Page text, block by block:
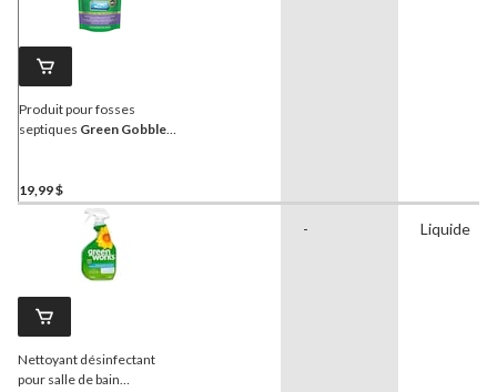
Produit pour fosses
septiques Green Gobbler
19,99 $
Nettoyant désinfectant
pour salle de bain
- Liquide